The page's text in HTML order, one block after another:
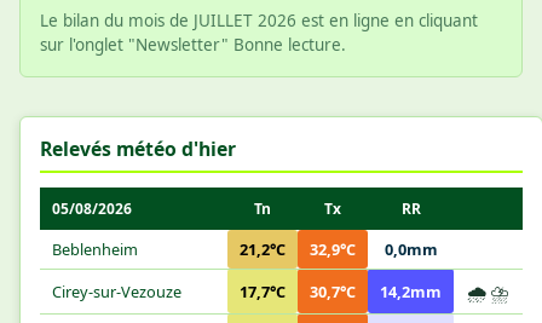
Le bilan du mois de JUILLET 2026 est en ligne en cliquant
sur l'onglet "Newsletter" Bonne lecture.
Relevés météo d'hier
05/08/2026 Tn Tx RR
Beblenheim 21,2°C 32,9°C
0,0mm
Cirey-sur-Vezouze
17,7°C 30,7°C 14,2mm 🌧️ ⛈️